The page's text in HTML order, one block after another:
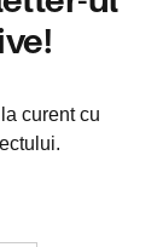
curent cu